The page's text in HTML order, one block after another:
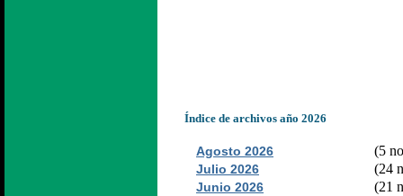
Índice de archivos año 2026
Agosto 2026 (5
Julio 2026 (24
Junio 2026 (21